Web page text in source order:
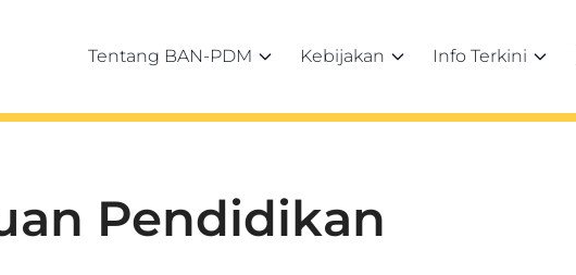
Tentang BAN-PDM Kebijakan Info Terkini
Pendidikan